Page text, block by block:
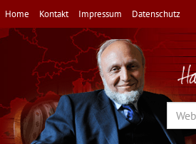
Direkt
zum
Inhalt
Home Kontakt Impressum Datenschutz
Search